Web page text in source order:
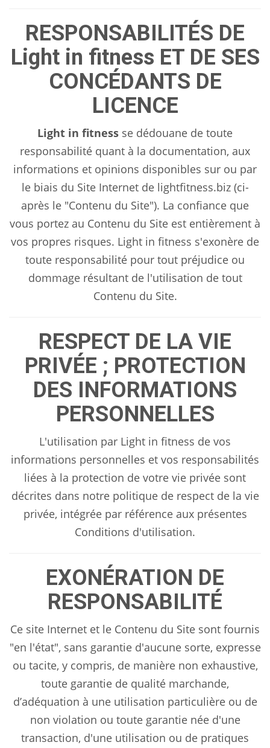
RESPONSABILITÉS DE
Light in fitness ET DE SES
CONCÉDANTS DE
LICENCE
Light in fitness se dédouane de toute
responsabilité quant à la documentation, aux
informations et opinions disponibles sur ou par
le biais du Site Internet de lightfitness.biz (ci-
après le "Contenu du Site"). La confiance que
vous portez au Contenu du Site est entièrement à
vos propres risques. Light in fitness s'exonère de
toute responsabilité pour tout préjudice ou
dommage résultant de l'utilisation de tout
Contenu du Site.
RESPECT DE LA VIE
PRIVÉE ; PROTECTION
DES INFORMATIONS
PERSONNELLES
L'utilisation par Light in fitness de vos
informations personnelles et vos responsabilités
liées à la protection de votre vie privée sont
décrites dans notre politique de respect de la vie
privée, intégrée par référence aux présentes
Conditions d'utilisation.
EXONÉRATION DE
RESPONSABILITÉ
Ce site Internet et le Contenu du Site sont fournis
"en l'état", sans garantie d'aucune sorte, expresse
ou tacite, y compris, de manière non exhaustive,
toute garantie de qualité marchande,
d’adéquation à une utilisation particulière ou de
non violation ou toute garantie née d'une
transaction, d'une utilisation ou de pratiques